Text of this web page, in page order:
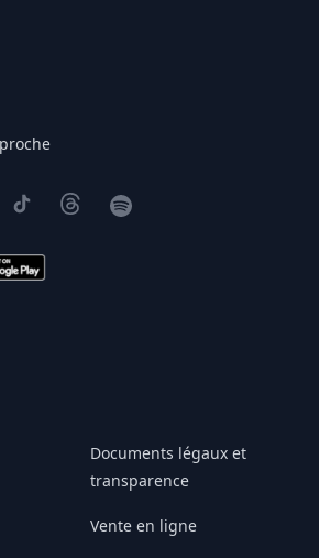
TikTokThreadsSpotify
Play
journalistique
Documents légaux et
transparence
Vente en ligne